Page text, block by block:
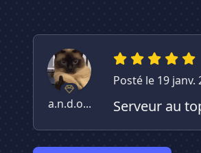
a.n.d.o...
Posté le 19 janv.
Serveur au